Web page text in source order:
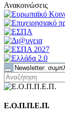
Ανακοινώσεις
Ε.Ο.Π.Π.Ε.Π.